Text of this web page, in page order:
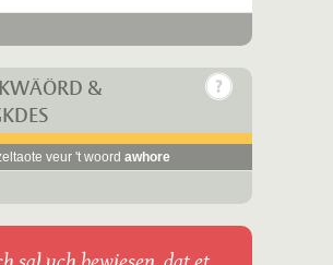
&
veur 't woord awhore